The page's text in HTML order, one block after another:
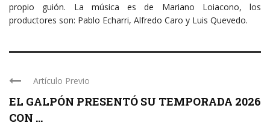
propio guión. La música es de Mariano Loiacono, los
productores son: Pablo Echarri, Alfredo Caro y Luis Quevedo.
Artículo Previo
EL GALPÓN PRESENTÓ SU TEMPORADA 2026
CON ...